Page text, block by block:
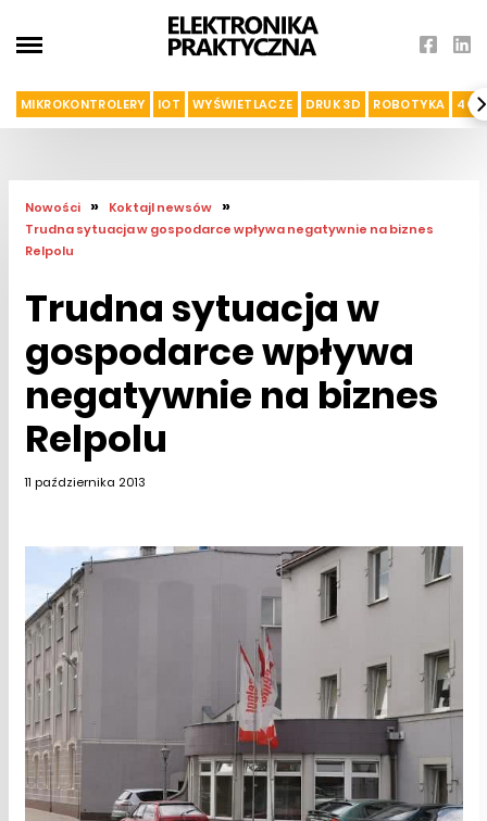
MIKROKONTROLERY IOT WYŚWIETLACZE DRUK 3D ROBOTYKA 4G I
Nowości » Koktajl newsów »
Trudna sytuacja w gospodarce wpływa negatywnie na biznes
Relpolu
Trudna sytuacja w
gospodarce wpływa
negatywnie na biznes
Relpolu
11 października 2013